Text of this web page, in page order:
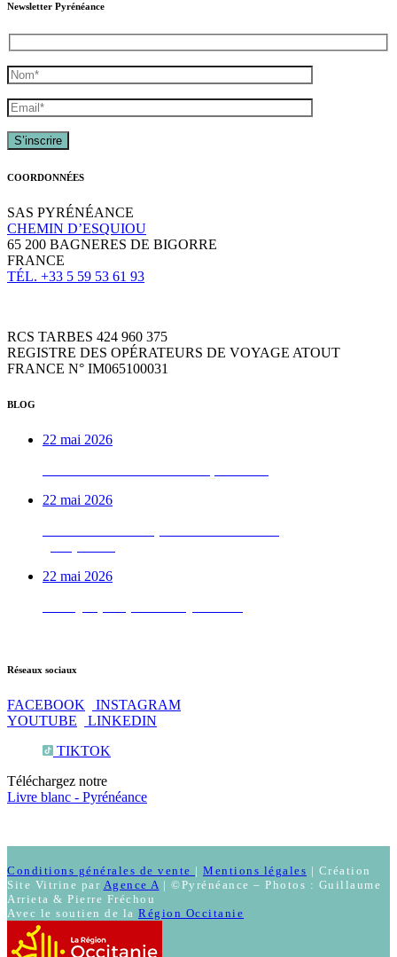
Newsletter Pyrénéance
COORDONNÉES
SAS PYRÉNÉANCE
CHEMIN D’ESQUIOU
65 200 BAGNERES DE BIGORRE
FRANCE
TÉL. +33 5 59 53 61 93
RCS TARBES 424 960 375
REGISTRE DES OPÉRATEURS DE VOYAGE ATOUT
FRANCE N° IM065100031
BLOG
22 mai 2026
22 mai 2026
22 mai 2026
Réseaux sociaux
FACEBOOK
INSTAGRAM
YOUTUBE
LINKEDIN
TIKTOK
Téléchargez notre
Livre blanc - Pyrénéance
Conditions générales de vente | Mentions légales | Création
Site Vitrine par Agence A | ©Pyrénéance – Photos : Guillaume
Arrieta & Pierre Fréchou
Avec le soutien de la Région Occitanie